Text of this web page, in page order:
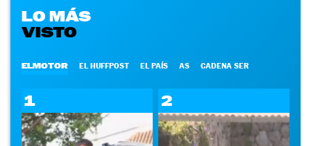
LO MÁS
VISTO
ELMOTOR EL HUFFPOST EL PAÍS AS CADENA SER
1 2